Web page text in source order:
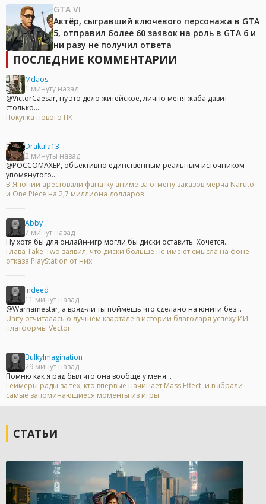
GTA VI
Актёр, сыгравший ключевого персонажа в GTA
5, отправил более 60 заявок на роль в GTA 6 и
ни разу не получил ответа
ПОСЛЕДНИЕ КОММЕНТАРИИ
Mdaos
1 минуту назад
@VictorCaesar, ну это дело житейское, лично меня жаба давит
столько....
Покупка нового ПК
Drakula13
2 минуты назад
@POCCOMAXEP, объективно единственным реальным источником
упомянутого...
В Японии арестовали фанатку аниме за отмену заказов мерча Naruto
и One Piece на 2,7 миллиона долларов
Abby
7 минут назад
Ну хотя бы для онлайн-игр могли бы диски оставить. Хочется...
Глава Take-Two заявил, что диски больше не имеют смысла на фоне
отказа PlayStation от них
Indeed
11 минут назад
@Warnamestar, а вряд-ли ты поймёшь что сделано на юнити без...
Unity отчиталась о лучшем квартале в истории благодаря успеху ИИ-
платформы Vector
BulkyImagination
29 минут назад
Помню как я рад был что она вообще у меня...
Геймеры рады за тех, кто впервые начинает Mass Effect, и выбрали
самые запоминающиеся моменты из игры
СТАТЬИ